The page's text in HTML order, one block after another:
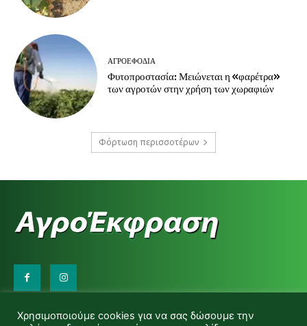
ΑΓΡΟΕΦΌΔΙΑ
Φυτοπροστασία: Μειώνεται η «φαρέτρα»
των αγροτών στην χρήση των χωραφιών
Φόρτωση περισσοτέρων
d.makas@yahoo.gr
Χρησιμοποιούμε cookies για να σας δώσουμε την